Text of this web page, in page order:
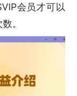
会员才可以
。